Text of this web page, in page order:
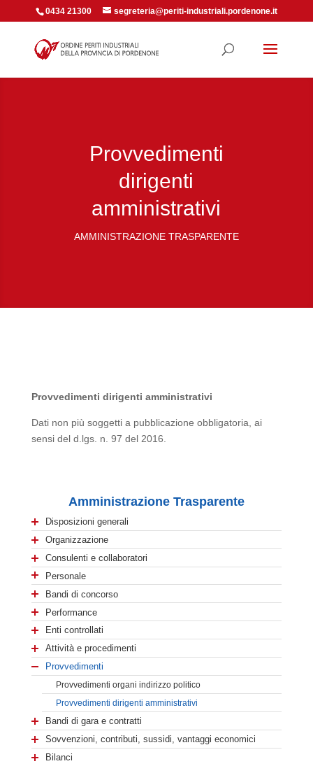
0434 21300 segreteria@periti-industriali.pordenone.it
Provvedimenti
dirigenti
amministrativi
AMMINISTRAZIONE TRASPARENTE
Provvedimenti dirigenti amministrativi
Dati non più soggetti a pubblicazione obbligatoria, ai
sensi del d.lgs. n. 97 del 2016.
Amministrazione Trasparente
Disposizioni generali
Organizzazione
Consulenti e collaboratori
Personale
Bandi di concorso
Performance
Enti controllati
Attività e procedimenti
Provvedimenti
Provvedimenti organi indirizzo politico
Provvedimenti dirigenti amministrativi
Bandi di gara e contratti
Sovvenzioni, contributi, sussidi, vantaggi economici
Bilanci